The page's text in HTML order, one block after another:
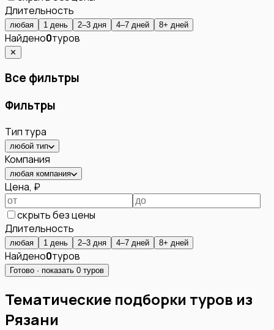
Длительность
любая 1 день 2–3 дня 4–7 дней 8+ дней
Найдено0туров
✕
Все фильтры
Фильтры
Тип тура
любой тип
Компания
любая компания
Цена, ₽
скрыть без цены
Длительность
любая 1 день 2–3 дня 4–7 дней 8+ дней
Найдено0туров
Готово · показать 0 туров
Тематические подборки туров из
Рязани